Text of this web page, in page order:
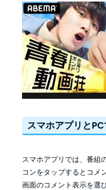
スマホアプリと
スマホアプリでは、番組
コンをタップするとコメ
画面のコメント表示を選